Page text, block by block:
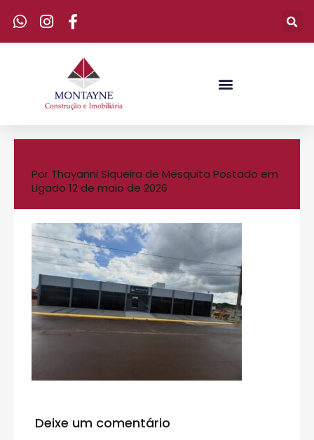
Por Thayanni Siqueira de Mesquita Postado em
Ligado 12 de maio de 2026
Deixe um comentário